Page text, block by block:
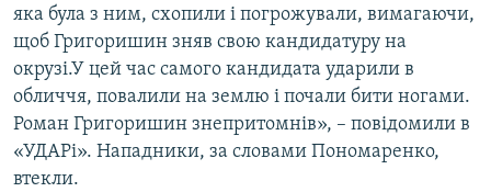
Усі сайти RFE/RL
яка була з ним, схопили і погрожували, вимагаючи,
щоб Григоришин зняв свою кандидатуру на
окрузі.У цей час самого кандидата ударили в
обличчя, повалили на землю і почали бити ногами.
Роман Григоришин знепритомнів», – повідомили в
«УДАРі». Нападники, за словами Пономаренко,
втекли.